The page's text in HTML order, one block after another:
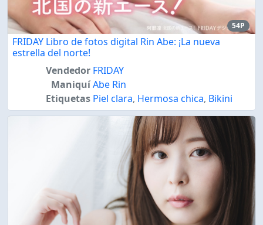
54P
FRIDAY Libro de fotos digital Rin Abe: ¡La nueva
estrella del norte!
Vendedor FRIDAY
ManiquíAbe Rin
Etiquetas Piel clara, Hermosa chica, Bikini